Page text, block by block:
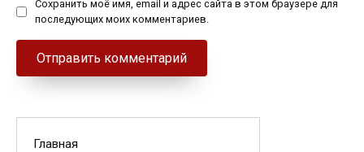
Сохранить моё имя, email и адрес сайта в этом браузере для
последующих моих комментариев.
Главная